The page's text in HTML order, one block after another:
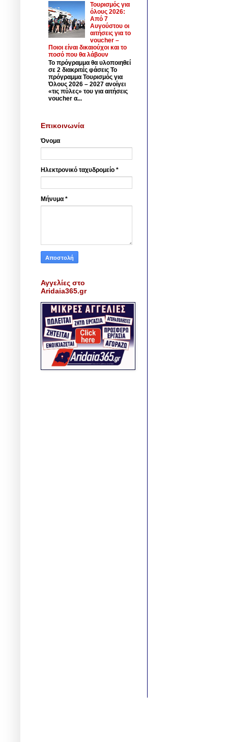
Τουρισμός για
όλους 2026:
Από 7
Αυγούστου οι
αιτήσεις για το
voucher –
Ποιοι είναι δικαιούχοι και το
ποσό που θα λάβουν
Το πρόγραμμα θα υλοποιηθεί
σε 2 διακριτές φάσεις Το
πρόγραμμα Τουρισμός για
Όλους 2026 – 2027 ανοίγει
«τις πύλες» του για αιτήσεις
voucher α...
Επικοινωνία
Όνομα
Ηλεκτρονικό ταχυδρομείο *
Μήνυμα *
Αγγελίες στο
Aridaia365.gr